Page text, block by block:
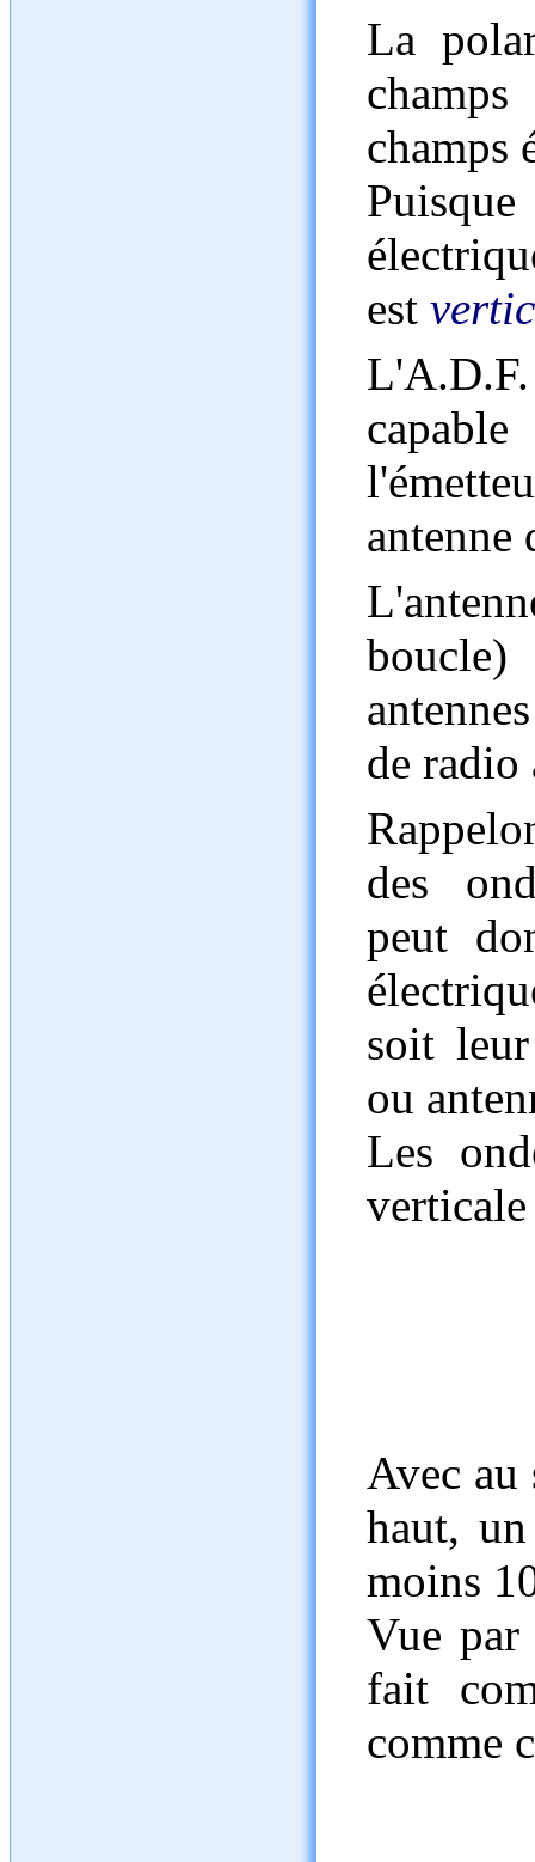
La
champs
est
antenne
boucle)
de radio
des
peut
soit
ou
Les
verticale
Avec au
haut,
moins
Vue par
fait
comme